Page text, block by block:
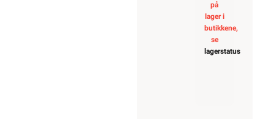
på
lager i
butikkene,
se
lagerstatus